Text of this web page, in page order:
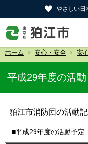
やさしい日
ホーム 安心・安全 安
平成29年度の活動
狛江市消防団の活動
■平成29年度の活動予定